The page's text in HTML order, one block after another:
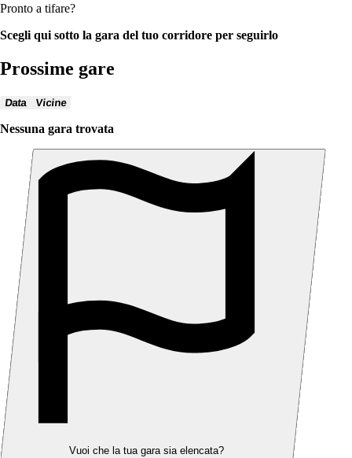
Pronto a tifare?
Scegli qui sotto la gara del tuo corridore per seguirlo
Prossime gare
Data Vicine
Nessuna gara trovata
Vuoi che la tua gara sia elencata?